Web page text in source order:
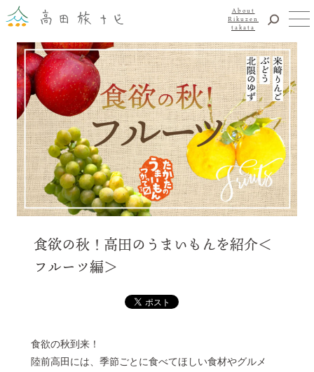
About Rikuzentakata
食欲の秋！高田のうまいもんを紹介＜
フルーツ編＞
食欲の秋到来！
陸前高田には、季節ごとに食べてほしい食材やグルメ
About
Rikuzen
takata
観光
体験
震災復興
食事・グルメ
宿泊
イベント
アクセス
お知らせ
YouTubeチャンネル
交通・観光サービス
観光のことならまずはココ！
お問い合わせ
© 2022 一般社団法人 陸前高田市観光物産協会 All Rights Reserved.